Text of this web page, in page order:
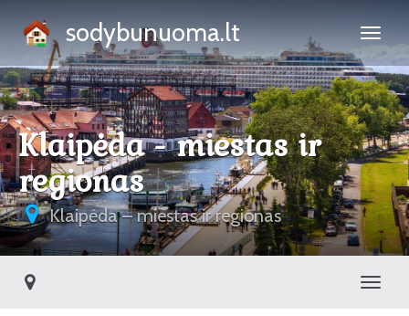
sodybunuoma.lt
Klaipėda - miestas ir
regionas
Klaipėda – miestas ir regionas